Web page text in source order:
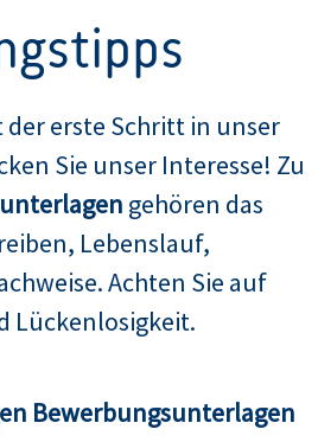
der erste Schritt in unser
Sie unser Interesse! Zu
gehören das
Lebenslauf,
Achten Sie auf
Lückenlosigkeit.
Bewerbungsunterlagen